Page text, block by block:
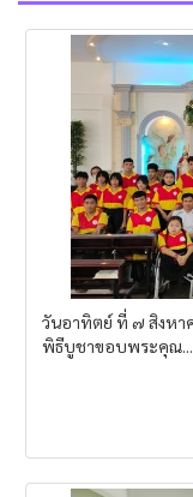
วันอาทิตย์ ที่ ๗ สิงหา
พิธีบูชาขอบพระคุณ...